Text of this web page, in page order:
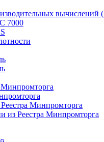
вычислений
7000
Минпромторга
Минпромторга
из Реестра Минпромторга